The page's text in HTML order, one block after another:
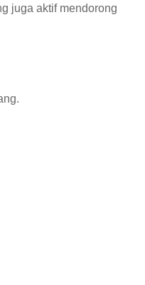
juga aktif mendorong